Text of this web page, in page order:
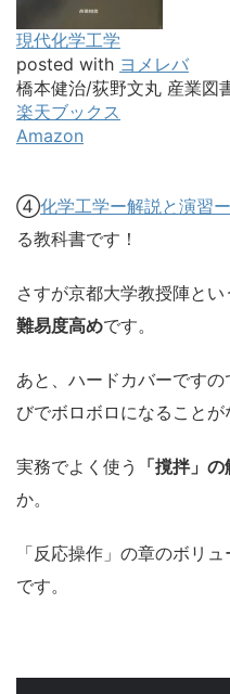
現代化学工学
posted with ヨメレバ
橋本健治/荻野文丸 産業図
楽天ブックス
Amazon
④化学工学ー解説と演習
る教科書です！
さすが京都大学教授陣とい
難易度高めです。
あと、ハードカバーです
びでボロボロになることが
実務でよく使う 「撹拌」
か。
「反応操作」の章のボリ
です。